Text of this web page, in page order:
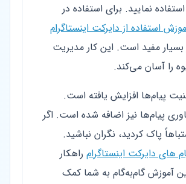
نمایید. برای استفاده در
استفاده از دایرکت اینستاگرام
بسیار مفید است. این کار مدیریت
را آسان می‌کند.
پیام‌ها افزایش یافته است.
پیام‌ها نیز اضافه شده است. اگر
پاک کردید، نگران نباشید.
های دایرکت اینستاگرام راهکار
آموزش گام‌به‌گام به شما کمک